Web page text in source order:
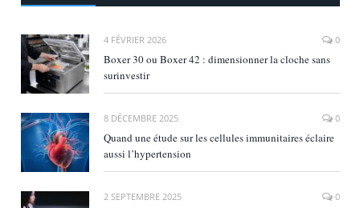
4 FÉVRIER 2026 0
Boxer 30 ou Boxer 42 : dimensionner la cloche sans
surinvestir
8 DÉCEMBRE 2025 0
Quand une étude sur les cellules immunitaires éclaire
aussi l’hypertension
2 SEPTEMBRE 2025 0